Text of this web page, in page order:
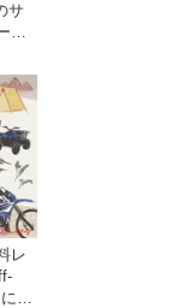
サ
ン
レ
オ